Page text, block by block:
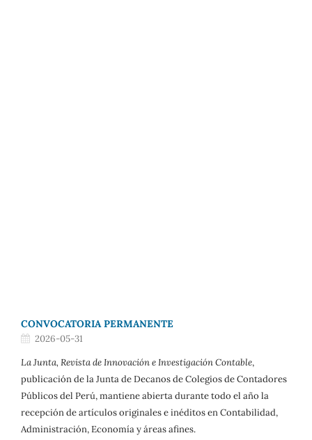
CONVOCATORIA PERMANENTE
2026-05-31
La Junta, Revista de Innovación e Investigación Contable,
publicación de la Junta de Decanos de Colegios de Contadores
Públicos del Perú, mantiene abierta durante todo el año la
recepción de artículos originales e inéditos en Contabilidad,
Administración, Economía y áreas afines.